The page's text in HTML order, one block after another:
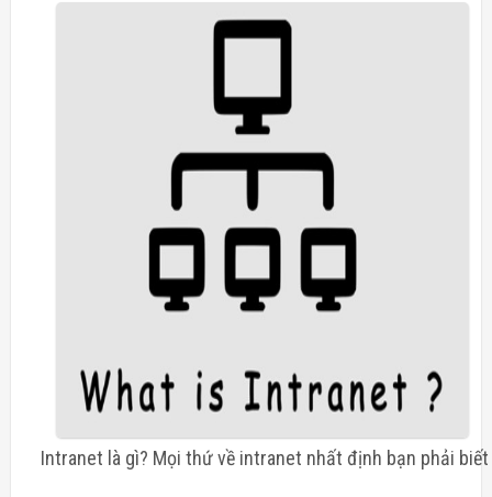
Intranet là gì? Mọi thứ về intranet nhất định bạn phải biết